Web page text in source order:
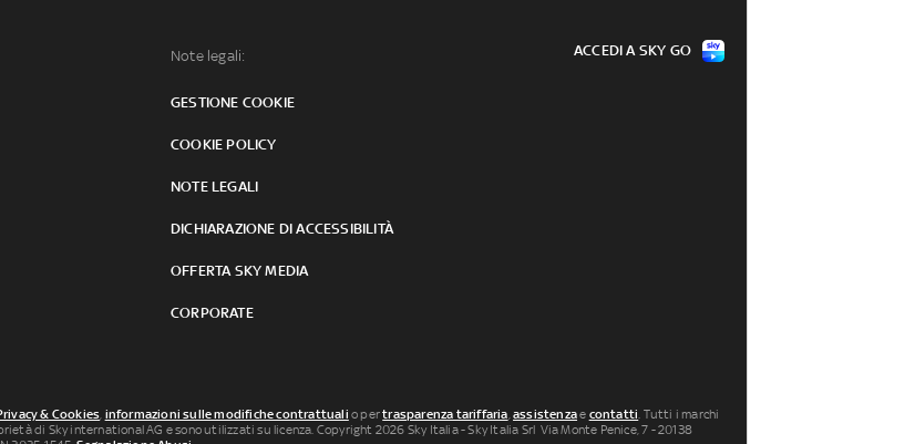
Note legali:
GESTIONE COOKIE
COOKIE POLICY
NOTE LEGALI
DICHIARAZIONE DI ACCESSIBILITÀ
OFFERTA SKY MEDIA
CORPORATE
ACCEDI A SKY GO
& Cookies, informazioni sulle modifiche contrattuali o pertrasparenza tariffaria,assistenzae contatti. Tutti i marchi
di Sky international AG e sono utilizzati su licenza. Copyright 2026 Sky Italia - Sky Italia Srl Via Monte Penice, 7 - 20138